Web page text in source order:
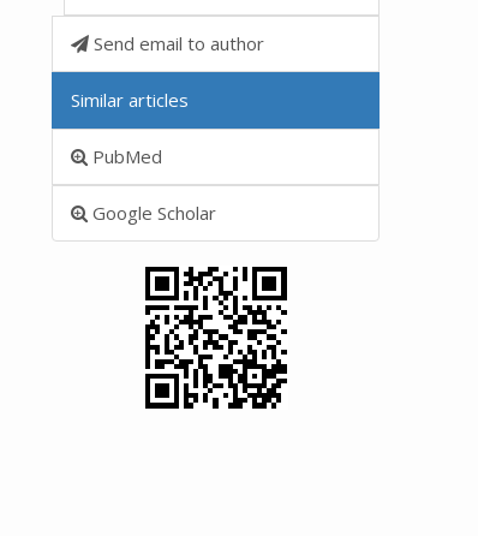
Send email to author
Similar articles
PubMed
Google Scholar